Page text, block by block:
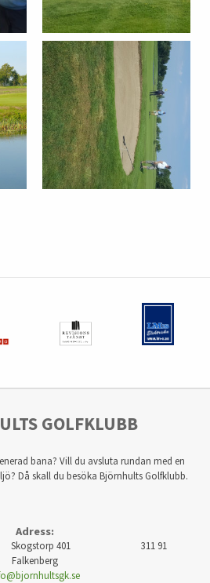
GOLFKLUBB
bana? Vill du avsluta rundan med en
Då skall du besöka Björnhults Golfklubb.
Adress:
Skogstorp 401 311 91
Falkenberg